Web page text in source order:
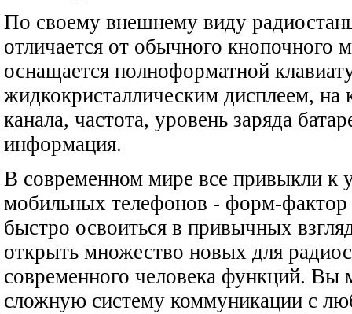
По своему внешнему виду
отличается от обычного кнопочного
оснащается полноформатной
жидкокристаллическим дисплеем,
канала, частота, уровень заряда
информация.
В современном мире все привыкли к
мобильных телефонов - форм-
быстро освоиться в привычных
открыть множество новых для
современного человека функций. Вы
сложную систему коммуникации с